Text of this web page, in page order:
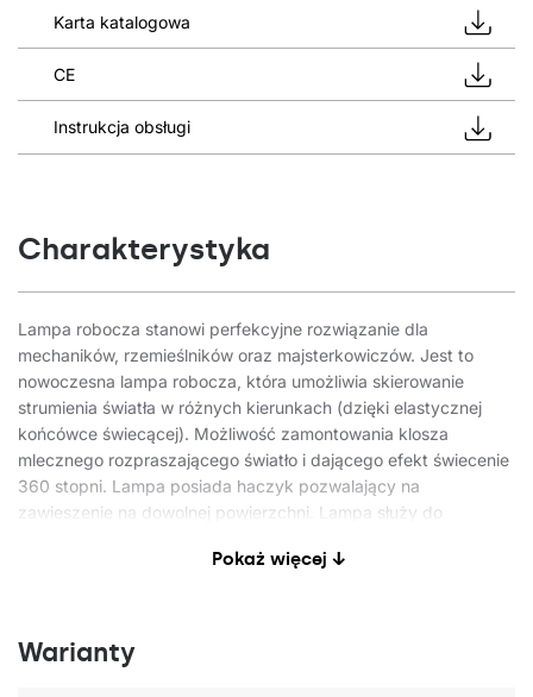
Karta katalogowa
CE
Instrukcja obsługi
Charakterystyka
Lampa robocza stanowi perfekcyjne rozwiązanie dla
mechaników, rzemieślników oraz majsterkowiczów. Jest to
nowoczesna lampa robocza, która umożliwia skierowanie
strumienia światła w różnych kierunkach (dzięki elastycznej
końcówce świecącej). Możliwość zamontowania klosza
mlecznego rozpraszającego światło i dającego efekt świecenie
360 stopni. Lampa posiada haczyk pozwalający na
zawieszenie na dowolnej powierzchni. Lampa służy do
samochód osobowych, dostawczych oraz ciężarówek.
Zastosowanie
Pokaż więcej ↓
Warianty